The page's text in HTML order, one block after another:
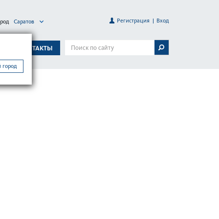
КОНТАКТЫ
город
Саратов Регистрация Вход